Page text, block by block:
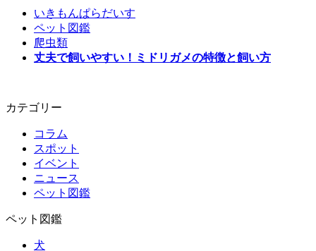
いきもんぱらだいす
ペット図鑑
爬虫類
丈夫で飼いやすい！ミドリガメの特徴と飼い方
カテゴリー
コラム
スポット
イベント
ニュース
ペット図鑑
ペット図鑑
犬